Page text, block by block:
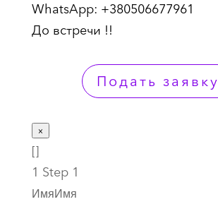
WhatsApp: +380506677961
До встречи !!
Подать заявку
×
[]
1 Step 1
ИмяИмя